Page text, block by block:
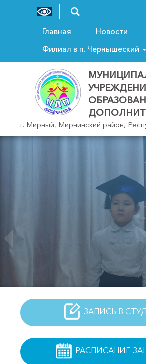
Главная Новости
Филиал в п. Чернышеский
г. Мирный, Мирнинский район,
ЗАПИСЬ В
РАСПИСАНИЕ